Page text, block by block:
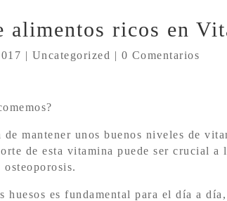
alimentos ricos en
| Uncategorized | 0 Comentarios
mantener unos buenos niveles de
de esta vitamina puede ser crucial a
huesos es fundamental para el día a